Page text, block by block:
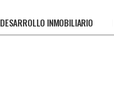
DESARROLLO INMOBILIARIO